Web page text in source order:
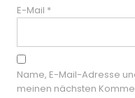
E-Mail *
Name, E-Mail-Adresse
meinen nächsten